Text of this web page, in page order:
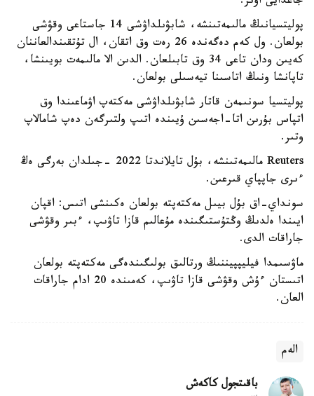
پوليتسيانىڭ مالىمەتىنشە، شابۋىلداۋشى 14 جاستاعى وقۋشى
بولعان. ول كەم دەگەندە 26 رەت وق اتقان، ال تۇتقىندالعاننان
كەيىن ودان تاعى 34 وق تابىلعان. الدىن الا مالىمەت بويىنشا،
تاپانشا ونىڭ اتاسىنا تيەسىلى بولعان.
پوليتسيا سونىمەن قاتار شابۋىلداۋشى مەكتەپ اۋماعىندا وق
اتپاس بۇرىن اتا-اجەسىن ۇيىندە اتىپ ولتىرگەن دەپ شامالاپ
وتىر.
Reuters مالىمەتىنشە، بۇل تايلاندتا 2022 -جىلدان بەرگى ەڭ
ءىرى جاپپاي قىرعىن.
سونداي-اق بۇل بيىل مەكتەپتە بولعان ەكىنشى اتىس: اقپان
ايىندا ەلدىڭ وڭتۇستىگىندە مۇعالىم قازا تاۋىپ، ءبىر وقۋشى
جاراقات الدى.
ماۋسىمدا فيليپپيننىڭ ورتالىق بولىگىندەگى مەكتەپتە بولعان
اتىستان ءۇش وقۋشى قازا تاۋىپ، كەمىندە 20 ادام جاراقات
العان.
الەم
باقىتجول كاكەش